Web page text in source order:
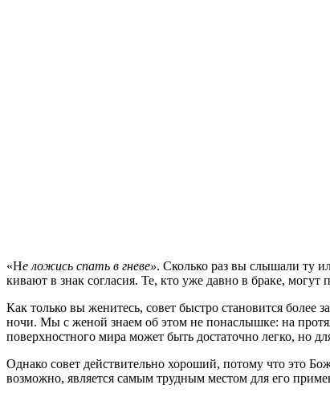
«Не ложись спать в гневе». Сколько раз вы слышали ту
кивают в знак согласия. Те, кто уже давно в браке, могут
Как только вы женитесь, совет быстро становится более
ночи. Мы с женой знаем об этом не понаслышке: на
поверхностного мира может быть достаточно легко, но
Однако совет действительно хороший, потому что это
возможно, является самым трудным местом для его